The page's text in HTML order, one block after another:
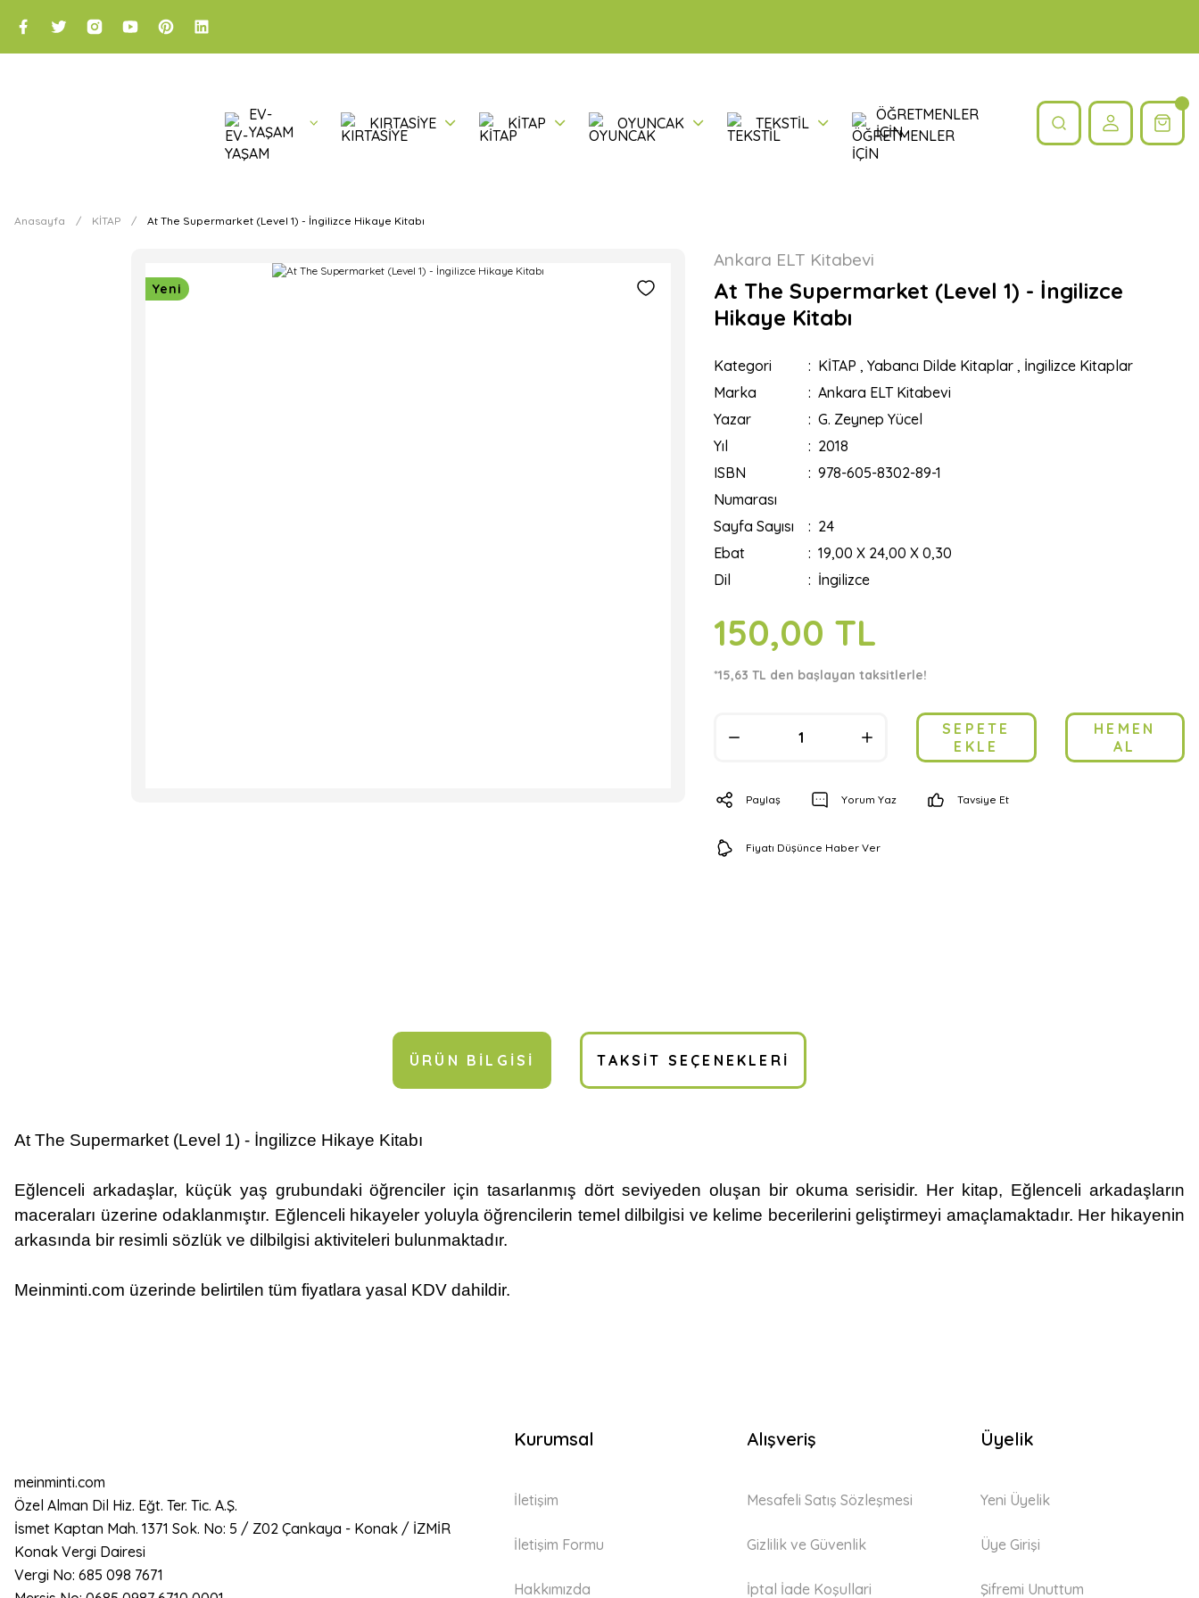
EV-
YAŞAM
KIRTASİYE KİTAP OYUNCAK TEKSTİL
ÖĞRETMENLER
İÇİN
Anasayfa KİTAP At The Supermarket (Level 1) - İngilizce Hikaye Kitabı
Yeni
Ankara ELT Kitabevi
At The Supermarket (Level 1) - İngilizce
Hikaye Kitabı
Kategori KİTAP , Yabancı Dilde Kitaplar , İngilizce Kitaplar
Marka
Ankara ELT Kitabevi
Yazar
G. Zeynep Yücel
Yıl
2018
ISBN
Numarası
978-605-8302-89-1
Sayfa Sayısı
24
Ebat
19,00 X 24,00 X 0,30
Dil
İngilizce
150,00 TL
*15,63 TL den başlayan taksitlerle!
SEPETE
EKLE
HEMEN
AL
Paylaş Yorum Yaz Tavsiye Et
Fiyatı Düşünce Haber Ver
ÜRÜN BILGISI TAKSIT SEÇENEKLERI
At The Supermarket (Level 1) - İngilizce Hikaye Kitabı
Eğlenceli arkadaşlar, küçük yaş grubundaki öğrenciler için tasarlanmış dört seviyeden oluşan bir okuma serisidir. Her kitap, Eğlenceli arkadaşların
maceraları üzerine odaklanmıştır. Eğlenceli hikayeler yoluyla öğrencilerin temel dilbilgisi ve kelime becerilerini geliştirmeyi amaçlamaktadır. Her hikayenin
arkasında bir resimli sözlük ve dilbilgisi aktiviteleri bulunmaktadır.
Meinminti.com üzerinde belirtilen tüm fiyatlara yasal KDV dahildir.
meinminti.com
Özel Alman Dil Hiz. Eğt. Ter. Tic. A.Ş.
İsmet Kaptan Mah. 1371 Sok. No: 5 / Z02 Çankaya - Konak / İZMİR
Konak Vergi Dairesi
Vergi No: 685 098 7671
Kurumsal
İletişim
İletişim Formu
Hakkımızda
Alışveriş
Mesafeli Satış Sözleşmesi
Gizlilik ve Güvenlik
İptal İade Koşullari
Üyelik
Yeni Üyelik
Üye Girişi
Şifremi Unuttum